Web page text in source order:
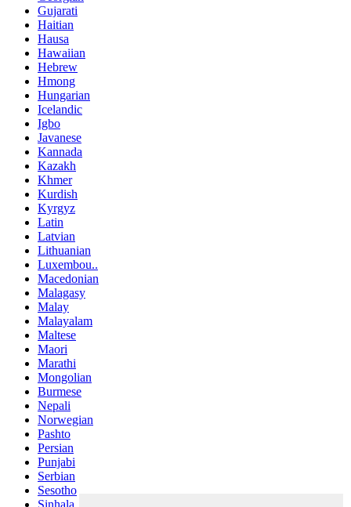
Gujarati
Haitian
Hausa
Hawaiian
Hebrew
Hmong
Hungarian
Icelandic
Igbo
Javanese
Kannada
Kazakh
Khmer
Kurdish
Kyrgyz
Latin
Latvian
Lithuanian
Luxembou..
Macedonian
Malagasy
Malay
Malayalam
Maltese
Maori
Marathi
Mongolian
Burmese
Nepali
Norwegian
Pashto
Persian
Punjabi
Serbian
Sesotho
Sinhala